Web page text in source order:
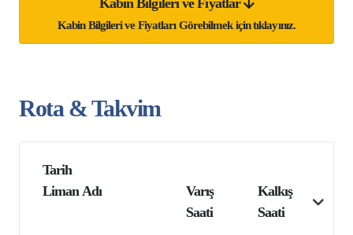
Kabin Bilgileri ve Fiyatlar
Kabin Bilgileri ve Fiyatları Görebilmek için tıklayınız.
Rota & Takvim
Tarih
Liman Adı
Varış
Saati
Kalkış
Saati